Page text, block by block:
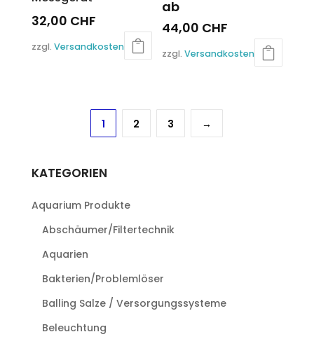
32,00 CHF
zzgl. Versandkosten
ab
44,00 CHF
Produkt
Varianten
auf.
Die
Produktseite
zzgl.Versandkosten
1 2 3 →
KATEGORIEN
Aquarium Produkte
Abschäumer/Filtertechnik
Aquarien
Bakterien/Problemlöser
Balling Salze / Versorgungssysteme
Beleuchtung